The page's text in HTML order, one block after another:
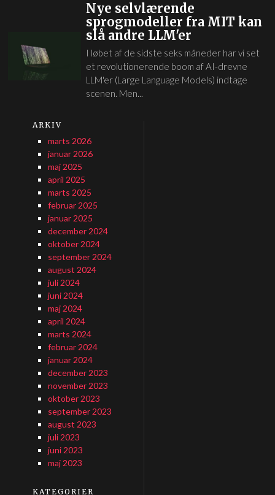
Nye selvlærende
sprogmodeller fra MIT kan
slå andre LLM'er
I løbet af de sidste seks måneder har vi set
et revolutionerende boom af AI-drevne
LLM'er (Large Language Models) indtage
scenen. Men...
ARKIV
marts 2026
januar 2026
maj 2025
april 2025
marts 2025
februar 2025
januar 2025
december 2024
oktober 2024
september 2024
august 2024
juli 2024
juni 2024
maj 2024
april 2024
marts 2024
februar 2024
januar 2024
december 2023
november 2023
oktober 2023
september 2023
august 2023
juli 2023
juni 2023
maj 2023
KATEGORIER